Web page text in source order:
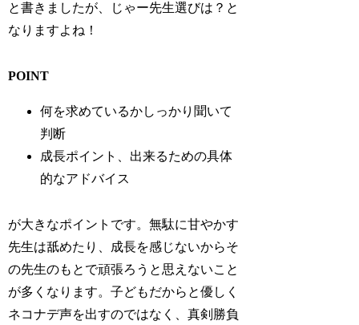
と書きましたが、じゃー先生選びは？と
なりますよね！
POINT
何を求めているかしっかり聞いて
判断
成長ポイント、出来るための具体
的なアドバイス
が大きなポイントです。無駄に甘やかす
先生は舐めたり、成長を感じないからそ
の先生のもとで頑張ろうと思えないこと
が多くなります。子どもだからと優しく
ネコナデ声を出すのではなく、真剣勝負